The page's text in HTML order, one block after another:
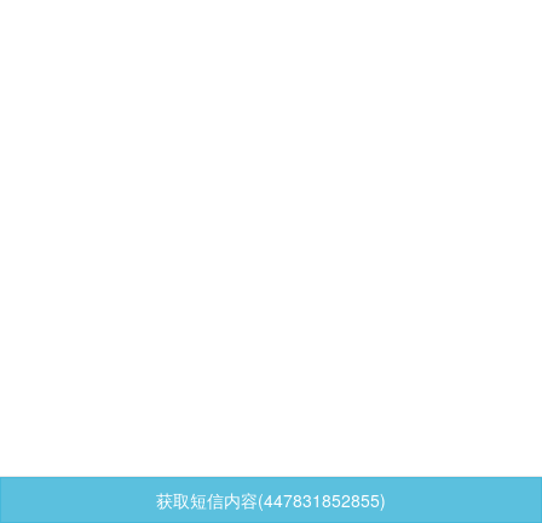
获取短信内容(447831852855)